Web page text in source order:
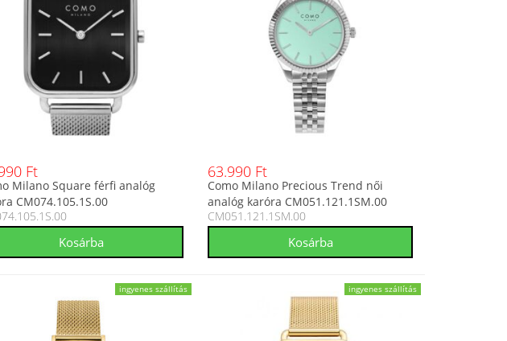
Ft
Milano Square férfi analóg
CM074.105.1S.00
63.990 Ft
Como Milano Precious Trend női
analóg karóra CM051.121.1SM.00
CM051.121.1SM.00
ingyenes szállítás ingyenes szállítás